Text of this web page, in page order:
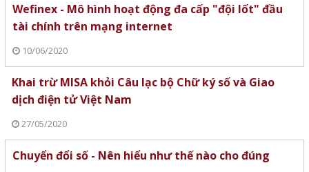
Wefinex - Mô hình hoạt động đa cấp "đội lốt" đầu
tài chính trên mạng internet
10/06/2020
Khai trừ MISA khỏi Câu lạc bộ Chữ ký số và Giao
dịch điện tử Việt Nam
27/05/2020
Chuyển đổi số - Nên hiểu như thế nào cho đúng